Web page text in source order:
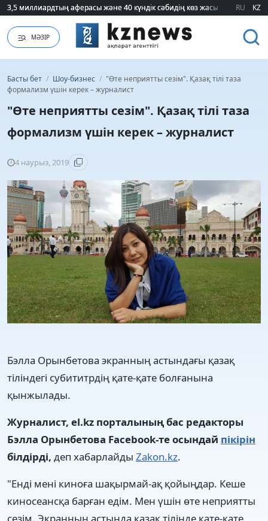
3,5 миллиардтың аферасы және 40 күндік сәбидің көз жасы:
3,5 миллиардтың аферасы және 40 күндік сәбидің көз жасы: RU KZ
МӘЗІР
Басты бет / Шоу-бизнес / "Өте неприятты сезім". Қазақ тілі таза
формализм үшін керек – журналист
"Өте неприятты сезім". Қазақ тілі таза
формализм үшін керек – журналист
4 наурыз, 2019
Бэлла Орынбетова экранның астындағы қазақ
тіліндегі субититрдің қате-қате болғанына
қынжылады.
Журналист, el.kz порталының бас редакторы
Бэлла Орынбетова Facebook-те осындай пікірін
білдірді, деп хабарлайды Zakon.kz.
"Енді мені киноға шақырмай-ақ қойыңдар. Кеше
киносеансқа барған едім. Мен үшін өте неприятты
сезім. Экранның астында қазақ тілінде қате-қате